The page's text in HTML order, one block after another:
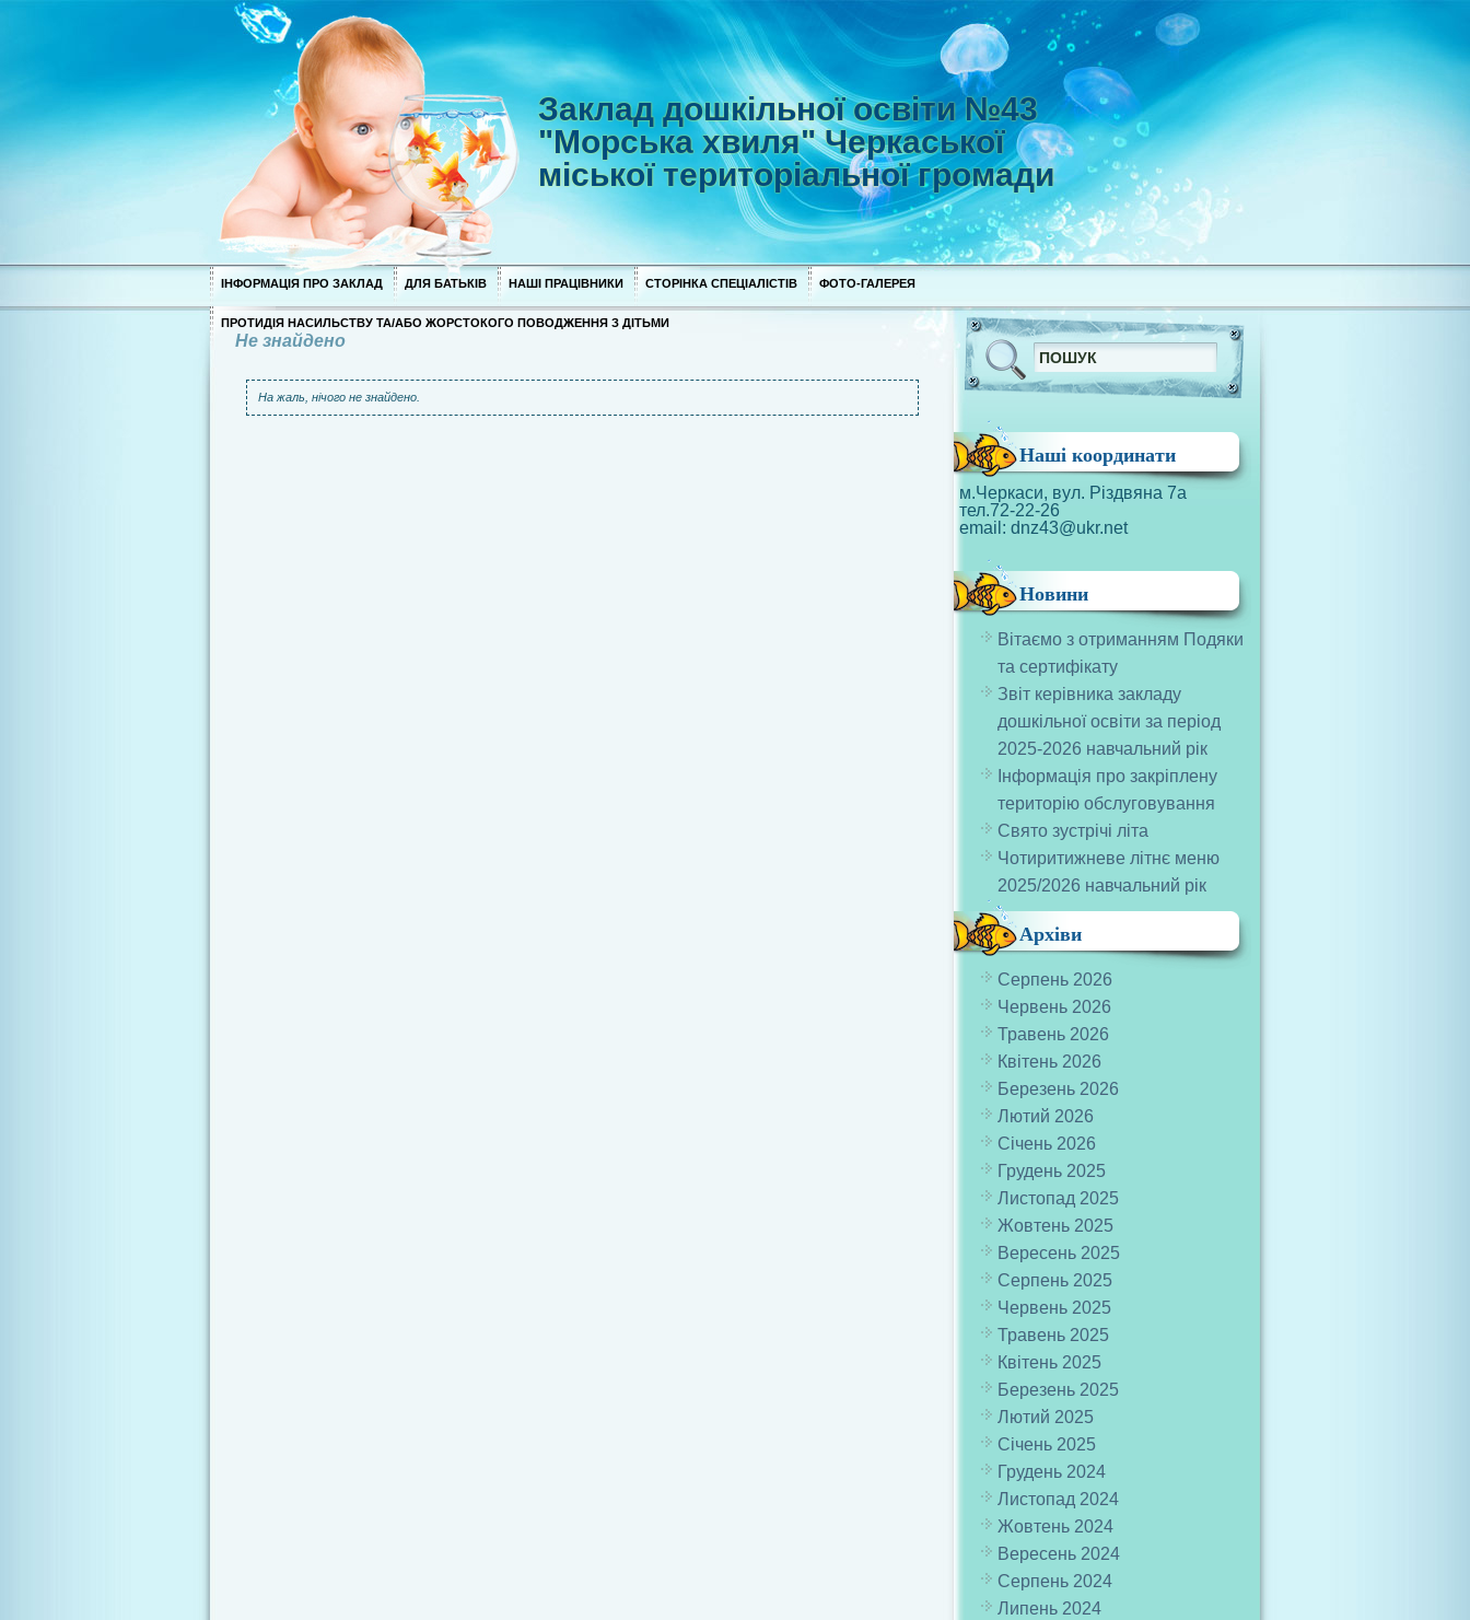
Заклад дошкільної освіти №43
"Морська хвиля" Черкаської
міської територіальної громади
ІНФОРМАЦІЯ ПРО ЗАКЛАД ДЛЯ БАТЬКІВ НАШІ ПРАЦІВНИКИ СТОРІНКА СПЕЦІАЛІСТІВ ФОТО-ГАЛЕРЕЯ
ПРОТИДІЯ НАСИЛЬСТВУ ТА/АБО ЖОРСТОКОГО ПОВОДЖЕННЯ З ДІТЬМИ
Не знайдено
На жаль, нічого не знайдено.
Наші координати
м.Черкаси, вул. Різдвяна 7а
тел.72-22-26
email: dnz43@ukr.net
Новини
Вітаємо з отриманням Подяки
та сертифікату
Звіт керівника закладу
дошкільної освіти за період
2025-2026 навчальний рік
Інформація про закріплену
територію обслуговування
Свято зустрічі літа
Чотиритижневе літнє меню
2025/2026 навчальний рік
Архіви
Серпень 2026
Червень 2026
Травень 2026
Квітень 2026
Березень 2026
Лютий 2026
Січень 2026
Грудень 2025
Листопад 2025
Жовтень 2025
Вересень 2025
Серпень 2025
Червень 2025
Травень 2025
Квітень 2025
Березень 2025
Лютий 2025
Січень 2025
Грудень 2024
Листопад 2024
Жовтень 2024
Вересень 2024
Серпень 2024
Липень 2024